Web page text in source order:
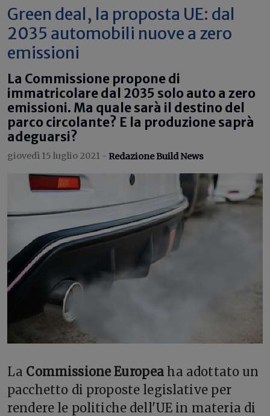
Green deal, la proposta UE: dal
2035 automobili nuove a zero
emissioni
La Commissione propone di
immatricolare dal 2035 solo auto a zero
emissioni. Ma quale sarà il destino del
parco circolante? E la produzione saprà
adeguarsi?
giovedì 15 luglio 2021 - Redazione Build News
La Commissione Europea ha adottato un
pacchetto di proposte legislative per
rendere le politiche dell'UE in materia di